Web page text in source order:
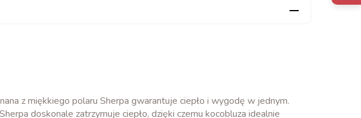
z miękkiego polaru Sherpa gwarantuje ciepło i wygodę w jednym.
doskonale zatrzymuje ciepło, dzięki czemu kocobluza idealnie